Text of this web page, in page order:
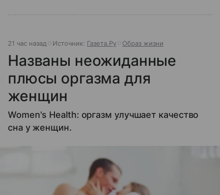
21 час назад Источник: Газета.Ру Образ жизни
Названы неожиданные
плюсы оргазма для
женщин
Women's Health: оргазм улучшает качество
сна у женщин.